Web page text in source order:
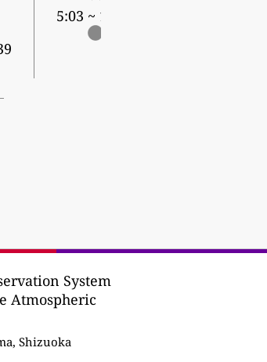
5:03 ~ 18:38
System
Atmospheric
Shizuoka